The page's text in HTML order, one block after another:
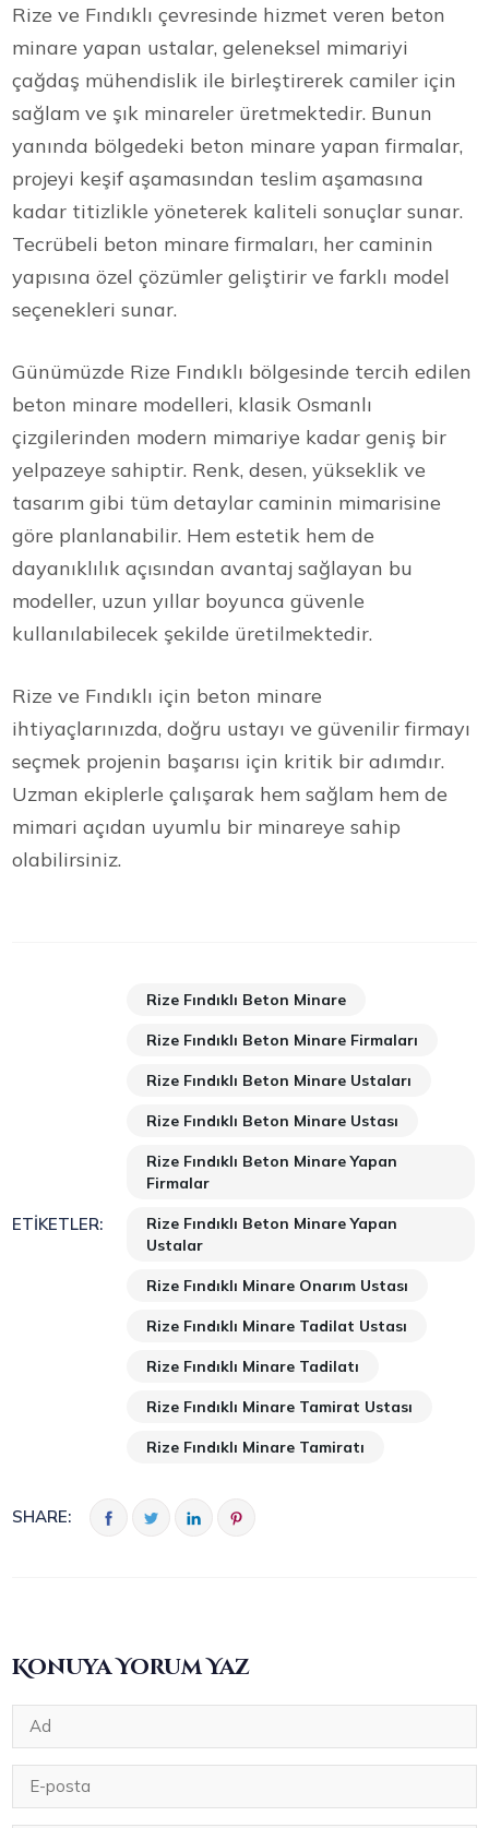
Rize ve Fındıklı çevresinde hizmet veren beton
minare yapan ustalar, geleneksel mimariyi
çağdaş mühendislik ile birleştirerek camiler için
sağlam ve şık minareler üretmektedir. Bunun
yanında bölgedeki beton minare yapan firmalar,
projeyi keşif aşamasından teslim aşamasına
kadar titizlikle yöneterek kaliteli sonuçlar sunar.
Tecrübeli beton minare firmaları, her caminin
yapısına özel çözümler geliştirir ve farklı model
seçenekleri sunar.
Günümüzde Rize Fındıklı bölgesinde tercih edilen
beton minare modelleri, klasik Osmanlı
çizgilerinden modern mimariye kadar geniş bir
yelpazeye sahiptir. Renk, desen, yükseklik ve
tasarım gibi tüm detaylar caminin mimarisine
göre planlanabilir. Hem estetik hem de
dayanıklılık açısından avantaj sağlayan bu
modeller, uzun yıllar boyunca güvenle
kullanılabilecek şekilde üretilmektedir.
Rize ve Fındıklı için beton minare
ihtiyaçlarınızda, doğru ustayı ve güvenilir firmayı
seçmek projenin başarısı için kritik bir adımdır.
Uzman ekiplerle çalışarak hem sağlam hem de
mimari açıdan uyumlu bir minareye sahip
olabilirsiniz.
ETIKETLER:
Rize Fındıklı Beton Minare
Rize Fındıklı Beton Minare Firmaları
Rize Fındıklı Beton Minare Ustaları
Rize Fındıklı Beton Minare Ustası
Rize Fındıklı Beton Minare Yapan
Firmalar
Rize Fındıklı Beton Minare Yapan
Ustalar
Rize Fındıklı Minare Onarım Ustası
Rize Fındıklı Minare Tadilat Ustası
Rize Fındıklı Minare Tadilatı
Rize Fındıklı Minare Tamirat Ustası
Rize Fındıklı Minare Tamiratı
SHARE:
Konuya Yorum Yaz